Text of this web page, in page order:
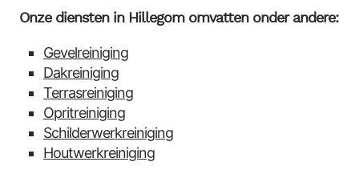
Onze diensten in Hillegom omvatten onder andere:
Gevelreiniging
Dakreiniging
Terrasreiniging
Opritreiniging
Schilderwerkreiniging
Houtwerkreiniging